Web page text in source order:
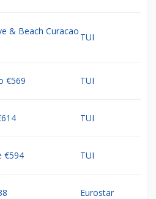
& Beach Curacao
TUI
€569 TUI
TUI
€594 TUI
Eurostar